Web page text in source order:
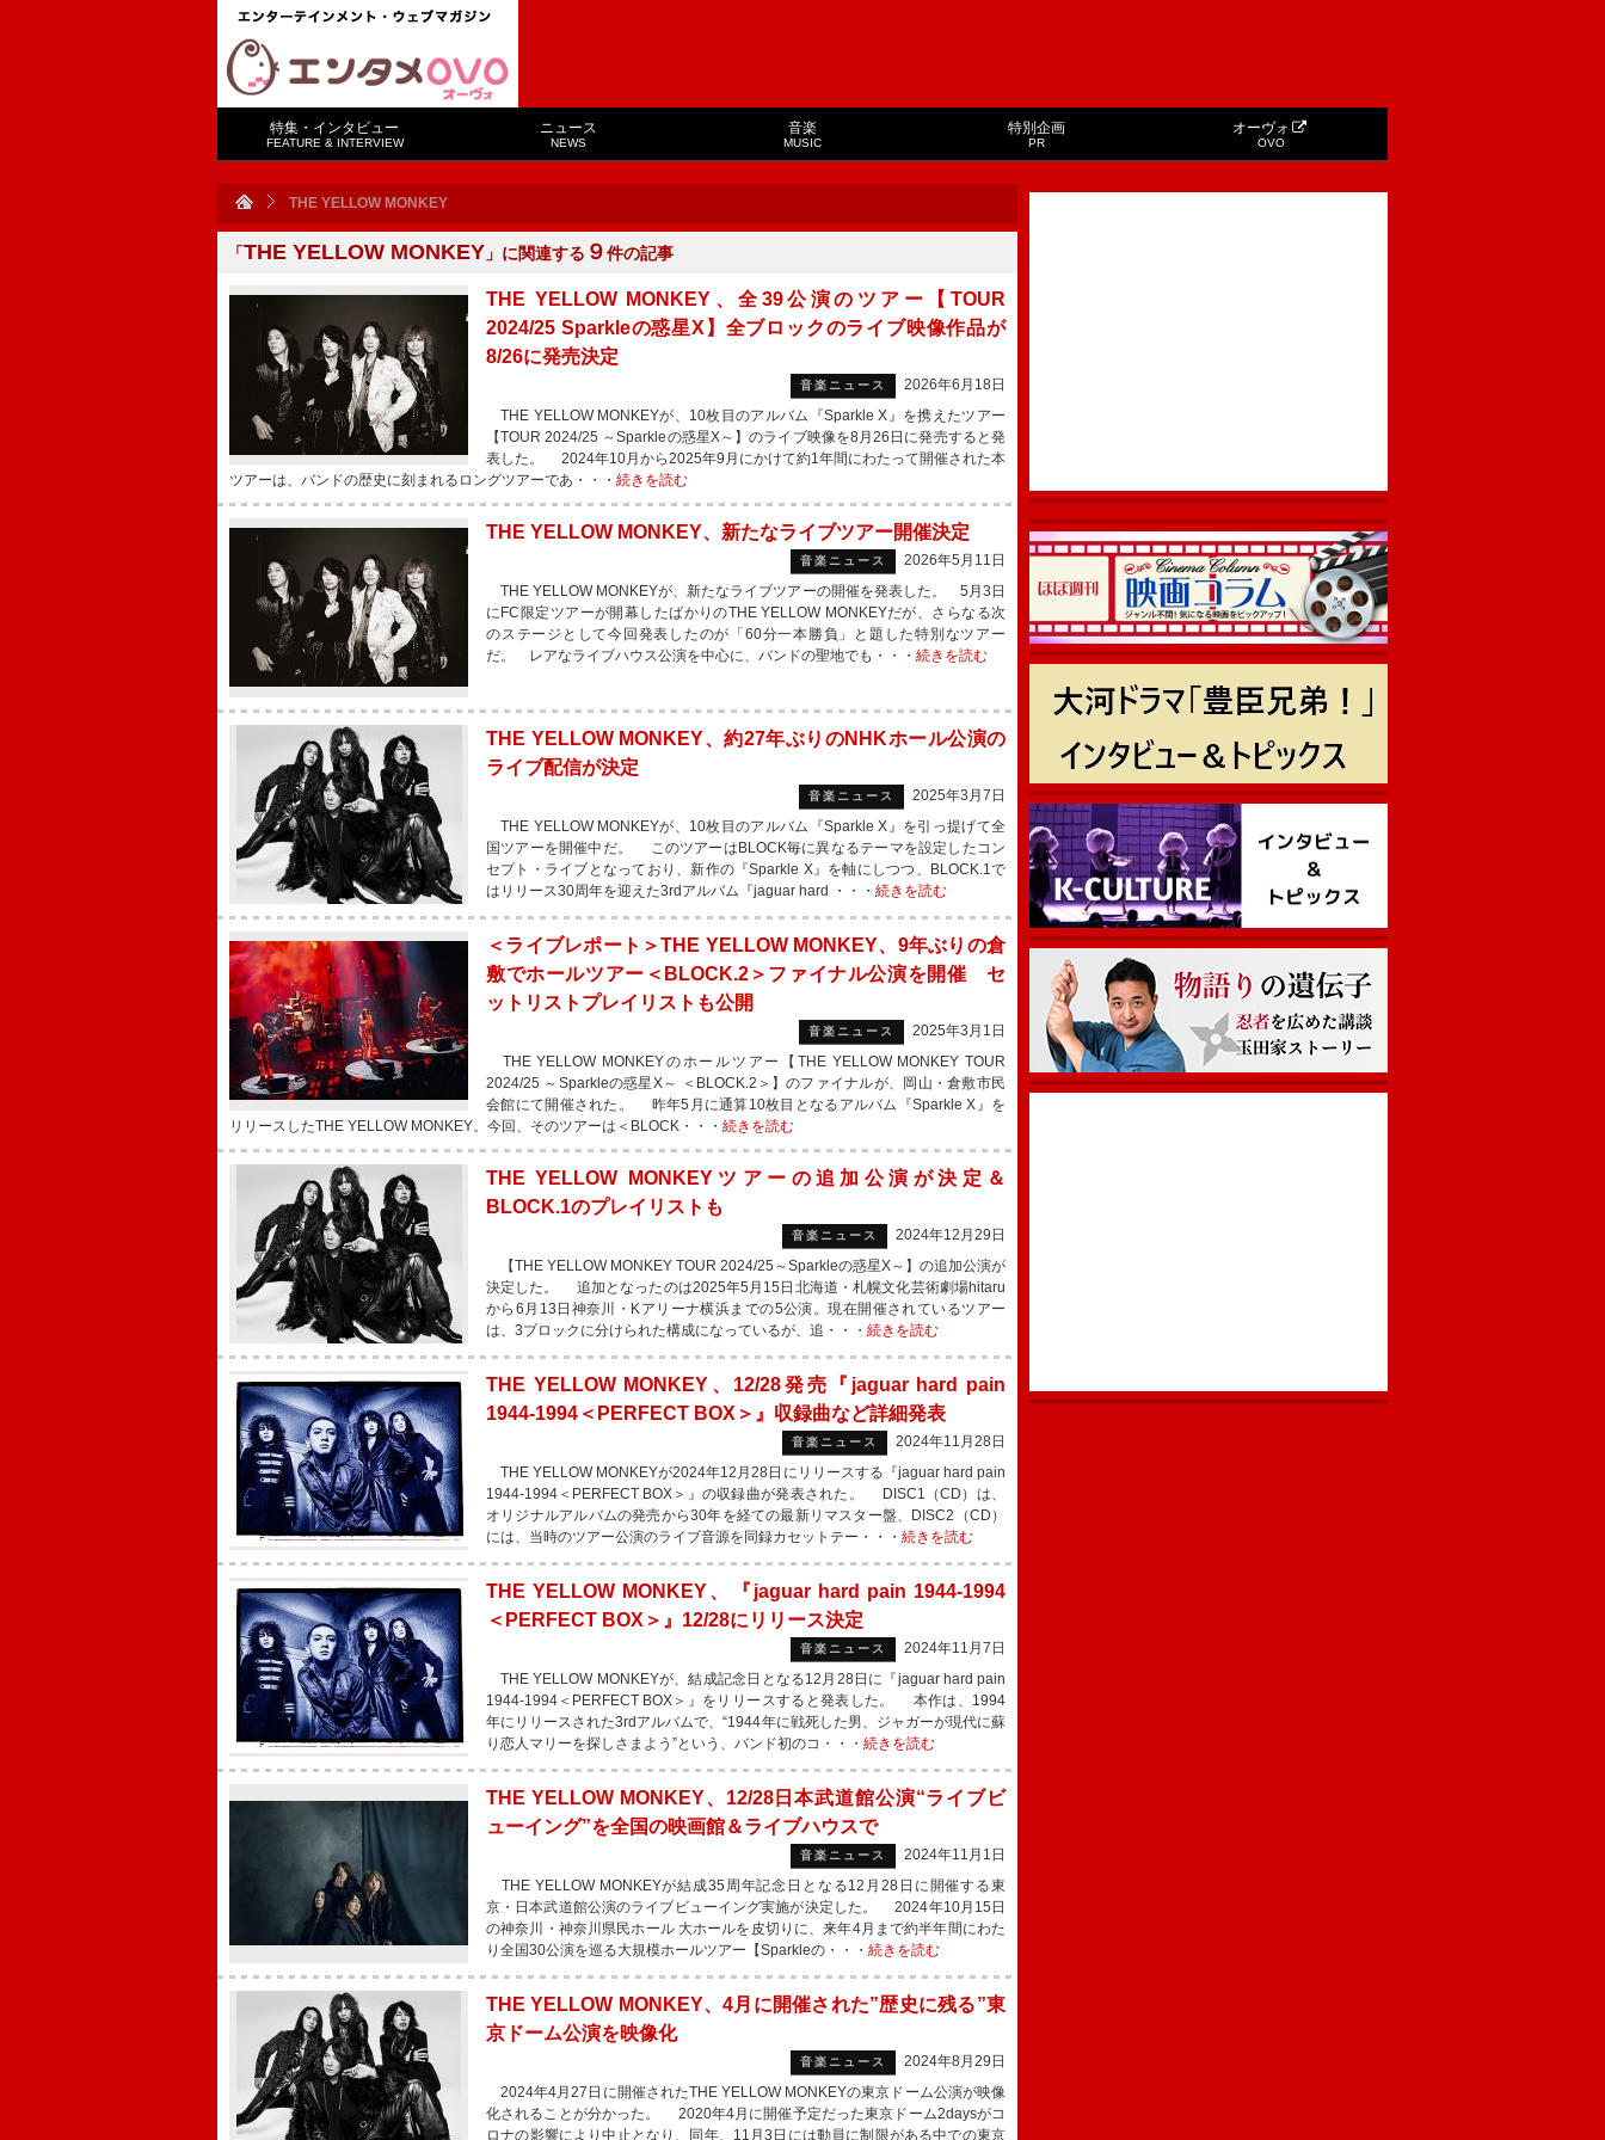
特集・インタビュー
FEATURE & INTERVIEW
ニュース
NEWS
音楽
MUSIC
特別企画
PR
オーヴォ
OVO
THE YELLOW MONKEY
「THE YELLOW MONKEY 」に関連する ９件の記事
THE YELLOW MONKEY、全39公演のツアー【TOUR
2024/25 Sparkleの惑星X】全ブロックのライブ映像作品が
8/26に発売決定
音楽ニュース
2026年6月18日
THE YELLOW MONKEYが、10枚目のアルバム『Sparkle X』を携えたツアー
【TOUR 2024/25 ～Sparkleの惑星X～】のライブ映像を8月26日に発売すると発
表した。 2024年10月から2025年9月にかけて約1年間にわたって開催された本
ツアーは、バンドの歴史に刻まれるロングツアーであ・・・ 続きを読む
THE YELLOW MONKEY、新たなライブツアー開催決定
音楽ニュース
2026年5月11日
THE YELLOW MONKEYが、新たなライブツアーの開催を発表した。 5月3日
にFC限定ツアーが開幕したばかりのTHE YELLOW MONKEYだが、さらなる次
のステージとして今回発表したのが「60分一本勝負」と題した特別なツアー
だ。 レアなライブハウス公演を中心に、バンドの聖地でも・・・ 続きを読む
THE YELLOW MONKEY、約27年ぶりのNHKホール公演の
ライブ配信が決定
音楽ニュース
2025年3月7日
THE YELLOW MONKEYが、10枚目のアルバム『Sparkle X』を引っ提げて全
国ツアーを開催中だ。 このツアーはBLOCK毎に異なるテーマを設定したコン
セプト・ライブとなっており、新作の『Sparkle X』を軸にしつつ、BLOCK.1で
はリリース30周年を迎えた3rdアルバム『jaguar hard ・・・ 続きを読む
＜ライブレポート＞THE YELLOW MONKEY、9年ぶりの倉
敷でホールツアー＜BLOCK.2＞ファイナル公演を開催 セ
ットリストプレイリストも公開
音楽ニュース
2025年3月1日
THE YELLOW MONKEYのホールツアー【THE YELLOW MONKEY TOUR
2024/25 ～Sparkleの惑星X～ ＜BLOCK.2＞】のファイナルが、岡山・倉敷市民
会館にて開催された。 昨年5月に通算10枚目となるアルバム『Sparkle X』を
リリースしたTHE YELLOW MONKEY。今回、そのツアーは＜BLOCK・・・ 続きを読む
THE YELLOW MONKEYツアーの追加公演が決定＆
BLOCK.1のプレイリストも
音楽ニュース
2024年12月29日
【THE YELLOW MONKEY TOUR 2024/25～Sparkleの惑星X～】の追加公演が
決定した。 追加となったのは2025年5月15日北海道・札幌文化芸術劇場hitaru
から6月13日神奈川・Kアリーナ横浜までの5公演。現在開催されているツアー
は、3ブロックに分けられた構成になっているが、追・・・ 続きを読む
THE YELLOW MONKEY、12/28発売『jaguar hard pain
1944-1994＜PERFECT BOX＞』収録曲など詳細発表
音楽ニュース
2024年11月28日
THE YELLOW MONKEYが2024年12月28日にリリースする『jaguar hard pain
1944-1994＜PERFECT BOX＞』の収録曲が発表された。 DISC1（CD）は、
オリジナルアルバムの発売から30年を経ての最新リマスター盤、DISC2（CD）
には、当時のツアー公演のライブ音源を同録カセットテー・・・ 続きを読む
THE YELLOW MONKEY、『jaguar hard pain 1944-1994
＜PERFECT BOX＞』12/28にリリース決定
音楽ニュース
2024年11月7日
THE YELLOW MONKEYが、結成記念日となる12月28日に『jaguar hard pain
1944-1994＜PERFECT BOX＞』をリリースすると発表した。 本作は、1994
年にリリースされた3rdアルバムで、“1944年に戦死した男、ジャガーが現代に蘇
り恋人マリーを探しさまよう”という、バンド初のコ・・・ 続きを読む
THE YELLOW MONKEY、12/28日本武道館公演“ライブビ
ューイング”を全国の映画館＆ライブハウスで
音楽ニュース
2024年11月1日
THE YELLOW MONKEYが結成35周年記念日となる12月28日に開催する東
京・日本武道館公演のライブビューイング実施が決定した。 2024年10月15日
の神奈川・神奈川県民ホール 大ホールを皮切りに、来年4月まで約半年間にわた
り全国30公演を巡る大規模ホールツアー【Sparkleの・・・ 続きを読む
THE YELLOW MONKEY、4月に開催された”歴史に残る”東
京ドーム公演を映像化
音楽ニュース
2024年8月29日
2024年4月27日に開催されたTHE YELLOW MONKEYの東京ドーム公演が映像
化されることが分かった。 2020年4月に開催予定だった東京ドーム2daysがコ
ロナの影響により中止となり、同年、11月3日には動員に制限がある中での東京